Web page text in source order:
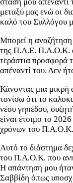
μεταξύ μας ενώ οι
καλό του Συλλόγου
Μπορεί η
της Π.Α.Ε. Π.Α.Ο.Κ.
τεράστια προσφορά
απέναντί του. Δεν
Κάνοντας μια μικρή
τονίσω ότι το
νέου γηπέδου,
είναι έτοιμο το
χρόνων του
Αυτό το διάστημα
του Π.Α.Ο.Κ. που
Η απάντηση μου
Σαββίδη όπως